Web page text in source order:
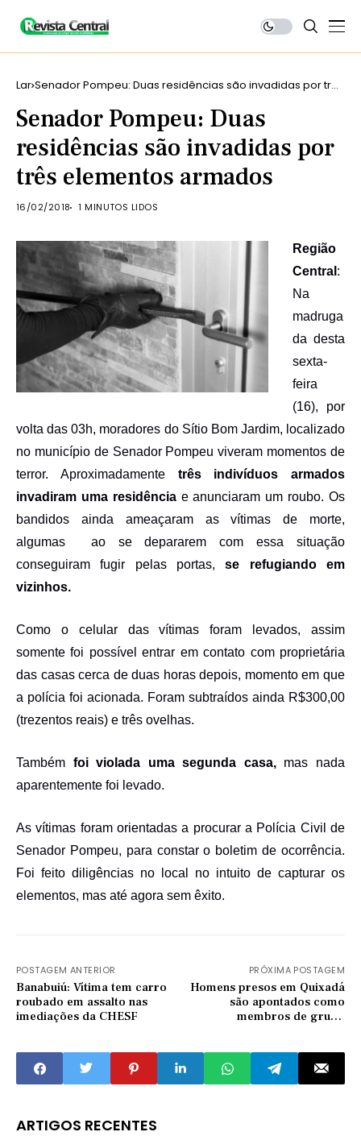
Lar Senador Pompeu: Duas residências são invadidas por três
Senador Pompeu: Duas
residências são invadidas por
três elementos armados
16/02/2018 1 MINUTOS LIDOS
Região
Central :
Na
madruga
da desta
sexta-
feira
(16), por
volta das 03h, moradores do Sítio Bom Jardim, localizado
no município de Senador Pompeu viveram momentos de
terror. Aproximadamente três indivíduos armados
invadiram uma residênciaeanunciaram um roubo. Os
bandidos ainda ameaçaram as vítimas de morte,
algumas aose depararem com essa situação
conseguiram fugir pelas portas,se refugiando em
vizinhos.
Como o celular das vítimas foram levados, assim
somente foi possível entrar em contato com proprietária
das casas cerca de duas horas depois, momento em que
a polícia foi acionada. Foram subtraídos ainda R$300,00
(trezentos reais) e três ovelhas.
Também foi violada uma segunda casa, mas nada
aparentemente foi levado.
As vítimas foram orientadas a procurar a Polícia Civil de
Senador Pompeu, para constar o boletim de ocorrência.
Foi feito diligências no local no intuito de capturar os
elementos, mas até agora sem êxito.
POSTAGEM ANTERIOR
Banabuiú: Vítima tem carro
roubado em assalto nas
imediações da CHESF
PRÓXIMA POSTAGEM
Homens presos em Quixadá
são apontados como
membros de grupo
ARTIGOS RECENTES